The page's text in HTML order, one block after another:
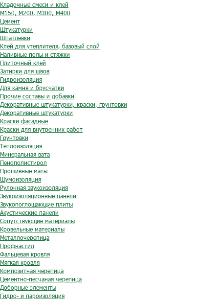
Кладочные смеси и клей
М150, М200, М300, М400
Цемент
Штукатурки
Шпатлевки
Клей для утеплителя, базовый слой
Наливные полы и стяжки
Плиточный клей
Затирки для швов
Гидроизоляция
Для камня и брусчатки
Прочие составы и добавки
Декоративные штукатурки, краски, грунтовки
Декоративные штукатурки
Краски фасадные
Краски для внутренних работ
Грунтовки
Теплоизоляция
Минеральная вата
Пенополистирол
Прошивные маты
Шумоизоляция
Рулонная звукоизоляция
Звукоизоляционные панели
Звукопоглощающие плиты
Акустические панели
Сопутствующие материалы
Кровельные материалы
Металлочерепица
Профнастил
Фальцевая кровля
Мягкая кровля
Композитная черепица
Цементно-песчаная черепица
Доборные элементы
Гидро- и пароизоляция